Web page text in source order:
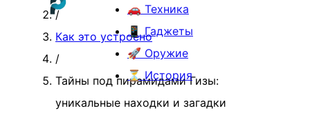
🚗 Техника
📱 Гаджеты
🚀 Оружие
⏳ История
/
Как это устроено
/
Тайны под пирамидами Гизы:
уникальные находки и загадки